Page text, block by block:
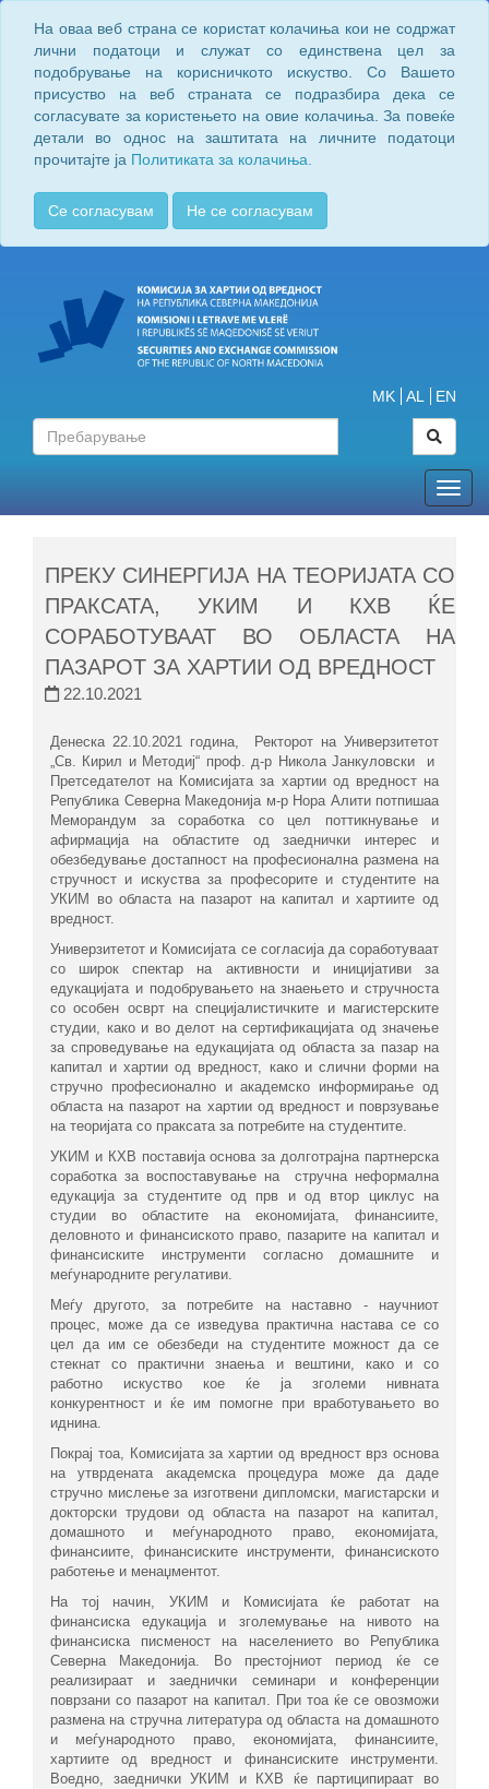
На оваа веб страна се користат колачиња кои не содржат
лични податоци и служат со единствена цел за
подобрување на корисничкото искуство. Со Вашето
присуство на веб страната се подразбира дека се
согласувате за користењето на овие колачиња. За повеќе
детали во однос на заштитата на личните податоци
прочитајте ја Политиката за колачиња.
Се согласувам Не се согласувам
MK AL EN
ПРЕКУ СИНЕРГИЈА НА ТЕОРИЈАТА СО
ПРАКСАТА, УКИМ И КХВ ЌЕ
СОРАБОТУВААТ ВО ОБЛАСТА НА
ПАЗАРОТ ЗА ХАРТИИ ОД ВРЕДНОСТ
22.10.2021
Денеска 22.10.2021 година, Ректорот на Универзитетот
„Св. Кирил и Методиј“ проф. д-р Никола Jанкуловски и
Претседателот на Комисијата за хартии од вредност на
Република Северна Македонија м-р Нора Алити потпишаа
Меморандум за соработка со цел поттикнување и
афирмација на областите од заеднички интерес и
обезбедување достапност на професионална размена на
стручност и искуства за професорите и студентите на
УКИМ во областа на пазарот на капитал и хартиите од
вредност.
Универзитетот и Комисијата се согласија да соработуваат
со широк спектар на активности и иницијативи за
едукацијата и подобрувањето на знаењето и стручноста
со особен осврт на специјалистичките и магистерските
студии, како и во делот на сертификацијата од значење
за спроведување на едукацијата од областа за пазар на
капитал и хартии од вредност, како и слични форми на
стручно професионално и академско информирање од
областа на пазарот на хартии од вредност и поврзување
на теоријата со праксата за потребите на студентите.
УКИМ и КХВ поставија основа за долготрајна партнерска
соработка за воспоставување на стручна неформална
едукација за студентите од прв и oд втор циклус на
студии во областите на економијата, финансиите,
деловното и финансиското право, пазарите на капитал и
финансиските инструменти согласно домашните и
меѓународните регулативи.
Меѓу другото, за потребите на наставно - научниот
процес, може да се изведува практична настава се со
цел да им се обезбеди на студентите можност да се
стекнат со практични знаења и вештини, како и со
работно искуство кое ќе ја зголеми нивната
конкурентност и ќе им помогне при вработувањето во
иднина.
Покрај тоа, Комисијата за хартии од вредност врз основа
на утврдената академска процедура може да даде
стручно мислење за изготвени дипломски, магистарски и
докторски трудови од областа на пазарот на капитал,
домашното и меѓународното право, економијата,
финансиите, финансиските инструменти, финансиското
работење и менаџментот.
На тој начин, УКИМ и Комисијата ќе работат на
финансиска едукација и зголемување на нивото на
финансиска писменост на населението во Република
Северна Македонија. Во престојниот период ќе се
реализираат и заеднички семинари и конференции
поврзани со пазарот на капитал. При тоа ќе се овозможи
размена на стручна литература од областа на домашното
и меѓународното право, економијата, финансиите,
хартиите од вредност и финансиските инструменти.
Воедно, заеднички УКИМ и КХВ ќе партиципираат во